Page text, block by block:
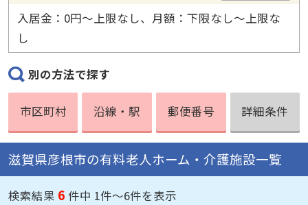
入居金：0円〜上限なし、月額：下限なし〜上限な
し
別の方法で探す
市区町村 沿線・駅 郵便番号 詳細条件
滋賀県彦根市の有料老人ホーム・介護施設一覧
検索結果 6 件中 1件～6件を表示